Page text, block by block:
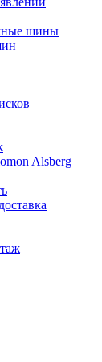
шины
Alsberg